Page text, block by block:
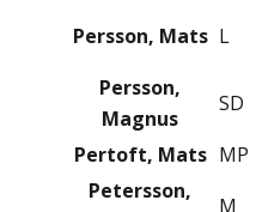
Persson, Mats L
Persson,
Magnus
SD
Pertoft, Mats MP
Petersson,
M